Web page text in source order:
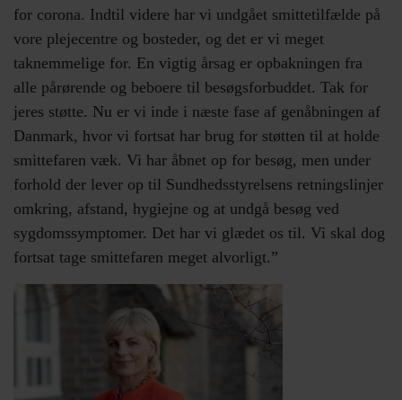
for corona. Indtil videre har vi undgået smittetilfælde på
vore plejecentre og bosteder, og det er vi meget
taknemmelige for. En vigtig årsag er opbakningen fra
alle pårørende og beboere til besøgsforbuddet. Tak for
jeres støtte. Nu er vi inde i næste fase af genåbningen af
Danmark, hvor vi fortsat har brug for støtten til at holde
smittefaren væk. Vi har åbnet op for besøg, men under
forhold der lever op til Sundhedsstyrelsens retningslinjer
omkring, afstand, hygiejne og at undgå besøg ved
sygdomssymptomer. Det har vi glædet os til. Vi skal dog
fortsat tage smittefaren meget alvorligt.”